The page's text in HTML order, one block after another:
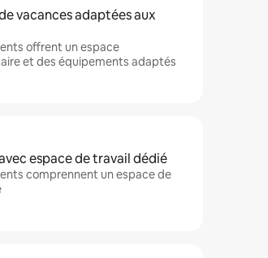
vacances adaptées aux
offrent un espace
et des équipements adaptés
espace de travail dédié
comprennent un espace de